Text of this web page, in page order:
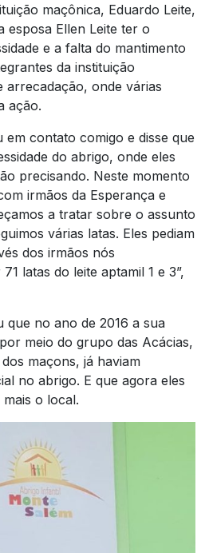
maçônica, Eduardo Leite,
esposa Ellen Leite ter o
e a falta do mantimento
da instituição
arrecadação, onde várias
ação.
em contato comigo e disse que
do abrigo, onde eles
precisando. Neste momento
irmãos da Esperança e
a tratar sobre o assunto
várias latas. Eles pediam
dos irmãos nós
latas do leite aptamil 1 e 3”,
que no ano de 2016 a sua
meio do grupo das Acácias,
maçons, já haviam
no abrigo. E que agora eles
o local.